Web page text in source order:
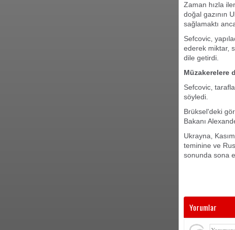
Zaman hızla
doğal gazının
sağlamaktı
Sefcovic,
ederek miktar,
dile getirdi.
Müzakerelere
Sefcovic,
söyledi.
Brüksel'deki
Bakanı
Ukrayna,
teminine ve
sonunda sona
Yorumlar